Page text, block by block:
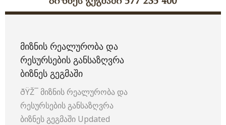
ᲛᲘᲖᲜᲘᲡ ᲠᲔᲐᲚᲣᲠᲝᲑᲐ ᲓᲐ
ᲠᲔᲡᲣᲠᲡᲔᲑᲘᲡ ᲒᲐᲜᲡᲐᲖᲦᲕᲠᲐ
ᲑᲘᲖᲜᲔᲡ ᲒᲔᲒᲛᲐᲨᲘ
ðŸŽ¯ მიზნის რეალურობა და
რესურსების განსაზღვრა
ბიზნეს გეგმაში Updated